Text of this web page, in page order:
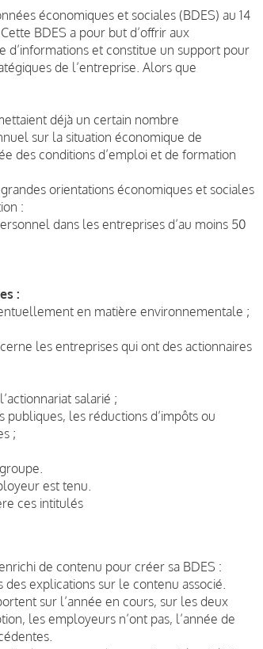
économiques et sociales (BDES) au 14
BDES a pour but d’offrir aux
d’informations et constitue un support pour
de l’entreprise. Alors que
déjà un certain nombre
sur la situation économique de
des conditions d’emploi et de formation
orientations économiques et sociales
:
dans les entreprises d’au moins 50
:
en matière environnementale ;
les entreprises qui ont des actionnaires
salarié ;
publiques, les réductions d’impôts ou
;
est tenu.
ces intitulés
de contenu pour créer sa BDES :
explications sur le contenu associé.
sur l’année en cours, sur les deux
les employeurs n’ont pas, l’année de